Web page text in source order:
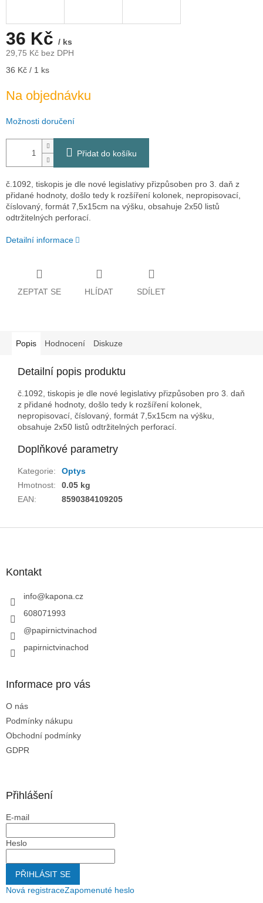
36 Kč / ks
29,75 Kč bez DPH
Měrná
36 Kč / 1 ks
Na objednávku
Možnosti doručení
Přidat do košíku
č.1092, tiskopis je dle nové legislativy přizpůsoben pro 3. daň z
přidané hodnoty, došlo tedy k rozšíření kolonek, nepropisovací,
číslovaný, formát 7,5x15cm na výšku, obsahuje 2x50 listů
odtržitelných perforací.
Detailní informace
ZEPTAT SE HLÍDAT SDÍLET
Popis Hodnocení Diskuze
Detailní popis produktu
č.1092, tiskopis je dle nové legislativy přizpůsoben pro 3. daň
z přidané hodnoty, došlo tedy k rozšíření kolonek,
nepropisovací, číslovaný, formát 7,5x15cm na výšku,
obsahuje 2x50 listů odtržitelných perforací.
Doplňkové parametry
Kategorie:
Optys
Hmotnost:
0.05 kg
EAN: 8590384109205
Kontakt
info@kapona.cz
608071993
@papirnictvinachod
papirnictvinachod
Informace pro vás
O nás
Podmínky nákupu
Obchodní podmínky
GDPR
Přihlášení
E-mail
Heslo
PŘIHLÁSIT SE
Nová registraceZapomenuté heslo